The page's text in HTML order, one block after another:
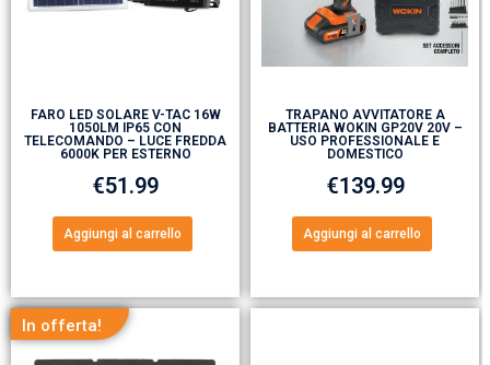
FARO LED SOLARE V-TAC 16W
1050LM IP65 CON
TELECOMANDO – LUCE FREDDA
6000K PER ESTERNO
€51.99
Aggiungi al carrello
TRAPANO AVVITATORE A
BATTERIA WOKIN GP20V 20V –
USO PROFESSIONALE E
DOMESTICO
€139.99
Aggiungi al carrello
In offerta!